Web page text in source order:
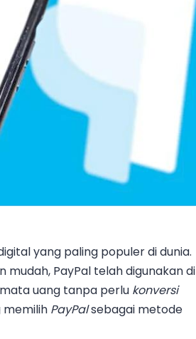
yang paling populer di dunia.
mudah, PayPal telahdigunakan di
uang tanpa perlu konversi
memilih PayPalsebagai metode